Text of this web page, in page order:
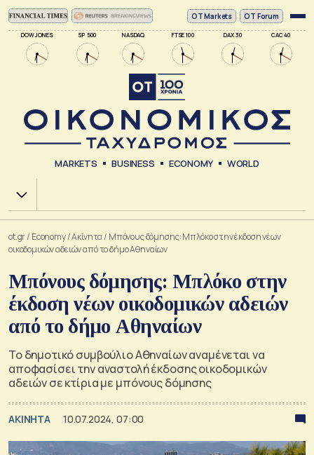
DOW JONES SP 500 NASDAQ FTSE 100 DAX 30 CAC 40
ΟΤ Markets OT Forum
MARKETS BUSINESS ECONOMY WORLD
Χ.Α.
ot.gr/ Economy/Ακίνητα / Μπόνους δόμησης: Μπλόκο στην έκδοση νέων
οικοδομικών αδειών από το δήμο Αθηναίων
Μπόνους δόμησης: Μπλόκο στην
έκδοση νέων οικοδομικών αδειών
από το δήμο Αθηναίων
Το δημοτικό συμβούλιο Αθηναίων αναμένεται να
αποφασίσει την αναστολή έκδοσης οικοδομικών
αδειών σε κτίρια με μπόνους δόμησης
ΑΚΙΝΗΤΑ 10.07.2024, 07:00